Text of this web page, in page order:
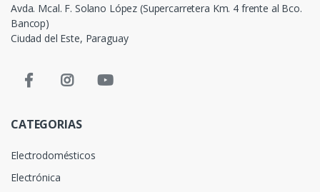
Avda. Mcal. F. Solano López (Supercarretera Km. 4 frente al Bco.
Bancop)
Ciudad del Este, Paraguay
CATEGORIAS
Electrodomésticos
Electrónica